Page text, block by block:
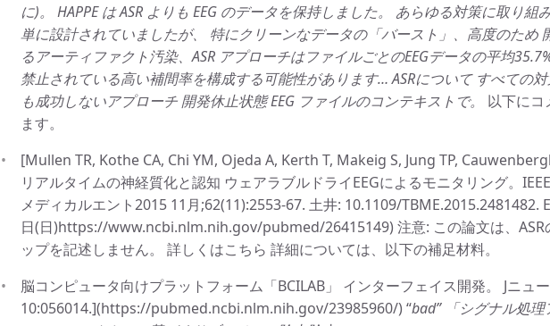
に)。 HAPPE は ASR よりも EEG のデータを保持しました。 あらゆる対策に取り組
単に設計されていましたが、 特にクリーンなデータの「バースト」、高度のため
るアーティファクト汚染、ASR アプローチはファイルごとのEEGデータの平均
禁止されている高い補間率を構成する可能性があります… ASRについて すべての対
も成功しないアプローチ 開発休止状態 EEG ファイルのコンテキストで。
以下にコ
ます。
[Mullen TR, Kothe CA, Chi YM, Ojeda A, Kerth T, Makeig S, Jung TP,
リアルタイムの神経質化と認知 ウェアラブルドライEEGによるモニタリング。
メディカルエント2015 11月;62(11):2553-67. 土井: 10.1109/TBME.2015.2481482.
日(日)https://www.ncbi.nlm.nih.gov/pubmed/26415149) 注意: この論文は、ASR
ップを記述しません。 詳しくはこちら 詳細については、以下の補足材料。
脳コンピュータ向けプラットフォーム「BCILAB」 インターフェイス開発。 Jニュ
10:056014.](https://pubmed.ncbi.nlm.nih.gov/23985960/) “bad” 「シグナル処